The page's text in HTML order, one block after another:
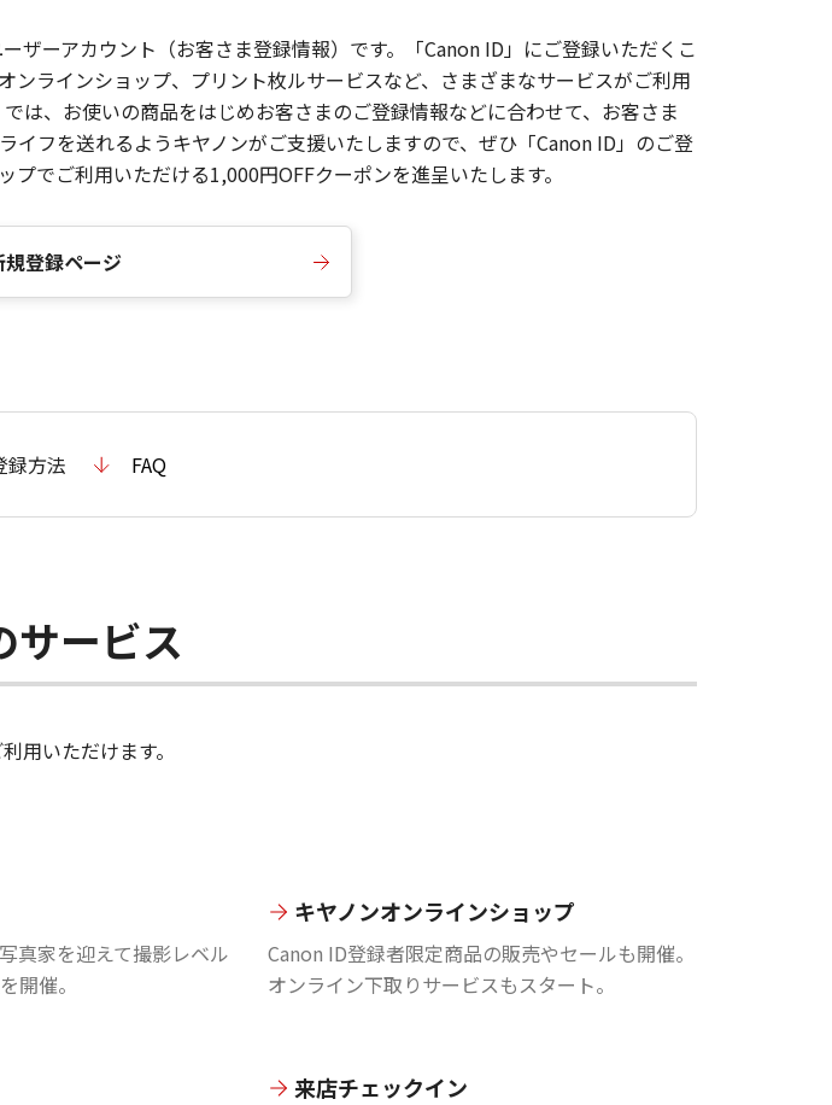
ザーアカウント（お客さま登録情報）です。「Canon ID」にご登録いただくこ
ラインショップ、プリント枚ルサービスなど、さまざまなサービスがご利用
は、お使いの商品をはじめお客さまのご登録情報などに合わせて、お客さま
フを送れるようキヤノンがご支援いたしますので、ぜひ「Canon ID」のご登
でご利用いただける1,000円OFFクーポンを進呈いたします。
登録ページ
録方法 FAQ
サービス
用いただけます。
真家を迎えて撮影レベル
開催。
キヤノンオンラインショップ
Canon ID登録者限定商品の販売やセールも開催。
オンライン下取りサービスもスタート。
来店チェックイン